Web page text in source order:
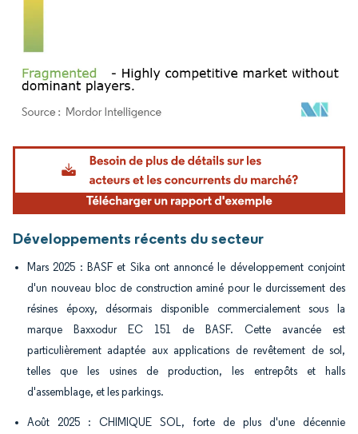
Image © Mordor Intelligence. La réutilisation nécessite une attribution sous CC BY
Développements récents du secteur
Mars 2025 : BASF et Sika ont annoncé le développement conjoint
d'un nouveau bloc de construction aminé pour le durcissement des
résines époxy, désormais disponible commercialement sous la
marque Baxxodur EC 151 de BASF. Cette avancée est
particulièrement adaptée aux applications de revêtement de sol,
telles que les usines de production, les entrepôts et halls
d'assemblage, et les parkings.
Août 2025 : CHIMIQUE SOL, forte de plus d'une décennie